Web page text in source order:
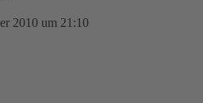
2010 um 21:10